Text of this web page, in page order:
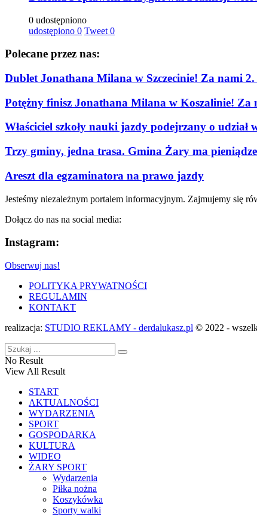
0 udostępniono
udostępiono 0 Tweet 0
Polecane przez nas:
Dublet Jonathana Milana w Szczecinie! Za nami
Potężny finisz Jonathana Milana w Koszalinie!
Właściciel szkoły nauki jazdy podejrzany o udział
Trzy gminy, jedna trasa. Gmina Żary ma
Areszt dla egzaminatora na prawo jazdy
Jesteśmy niezależnym portalem informacyjnym. Zajmujemy się
Dołącz do nas na social media:
Instagram:
Obserwuj nas!
POLITYKA PRYWATNOŚCI
REGULAMIN
KONTAKT
realizacja: STUDIO REKLAMY - derdalukasz.pl © 2022 -
No Result
View All Result
START
AKTUALNOŚCI
WYDARZENIA
SPORT
GOSPODARKA
KULTURA
WIDEO
ŻARY SPORT
Wydarzenia
Piłka nożna
Koszykówka
Sporty walki